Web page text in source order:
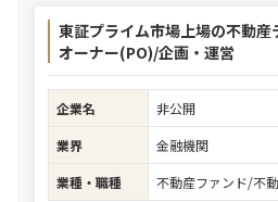
東証プライム市場上場の不動
オーナー(PO)/企画・運営
企業名
非公開
業界
金融機関
業種・職種
不動産ファンド/不